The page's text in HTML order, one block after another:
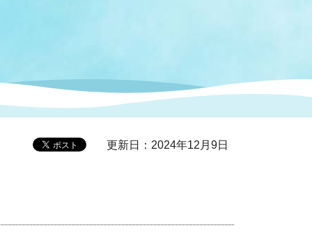
ごみ・環境
人権・男女共同参画
生活保護
芸術
国際・国内交流
企業支援・起業支援
環境法令等に基づく届出
財政
公有財産更新日：2024年12月9日